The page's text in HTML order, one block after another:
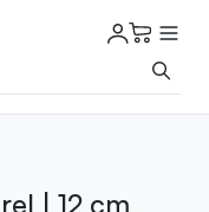
| 12 cm